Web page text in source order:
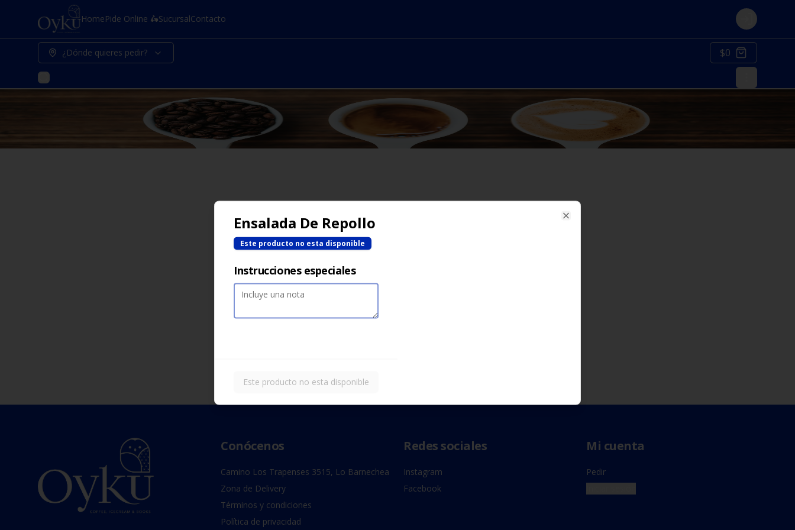
HomePide Online 🛵SucursalContacto Login
¿Dónde quieres pedir? $0
Conócenos
Camino Los Trapenses 3515, Lo Barnechea
Zona de Delivery
Términos y condiciones
Política de privacidad
Redes sociales
Instagram
Facebook
Mi cuenta
Pedir
Ensalada De Repollo
Este producto no esta disponible
Instrucciones especiales
Este producto no esta disponible